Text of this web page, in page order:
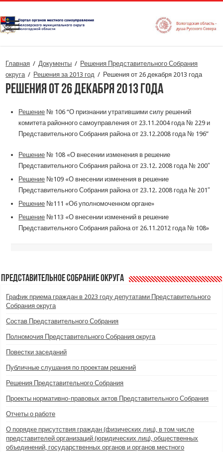
Главная / Документы / Решения Представительного Собрания
округа / Решения за 2013 год / Решения от 26 декабря 2013 года
Решения от 26 декабря 2013 года
Решение № 106 “О признании утратившими силу решений
комитета районного самоуправления от 23.11.2004 года № 229 и
Представительного Собрания района от 23.12.2008 года № 196”
Решение № 108 «О внесении изменения в решение
Представительного Собрания района от 23.12. 2008 года № 200″
Решение №109 «О внесении изменения в решение
Представительного Собрания района от 23.12. 2008 года № 201″
Решение №111 «Об уполномоченном органе»
Решение №113 «О внесении изменений в решение
Представительного Собрания района от 26.11.2012 года № 108»
Представительное Собрание округа
График приема граждан в 2023 году депутатами Представительного
Собрания округа
Состав Представительного Собрания
Полномочия Представительного Собрания округа
Повестки заседаний
Публичные слушания по проектам решений
Решения Представительного Собрания
Проекты нормативно-правовых актов Представительного Собрания
Отчеты о работе
О порядке присутствия граждан (физических лиц), в том числе
представителей организаций (юридических лиц), общественных
объединений, государственных органов и органов местного